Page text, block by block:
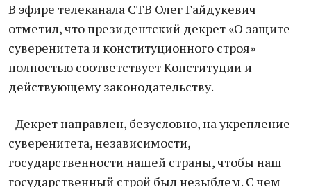
В эфире телеканала СТВ Олег Гайдукевич
отметил, что президентский декрет «О защите
суверенитета и конституционного строя»
полностью соответствует Конституции и
действующему законодательству.
- Декрет направлен, безусловно, на укрепление
суверенитета, независимости,
государственности нашей страны, чтобы наш
государственный строй был незыблем. С чем